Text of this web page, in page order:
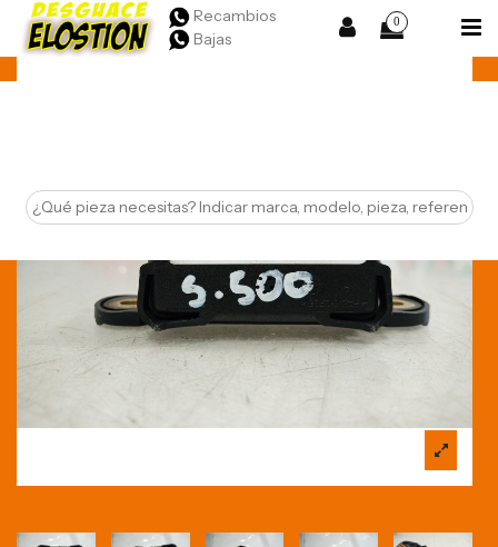
Recambios
Bajas
0